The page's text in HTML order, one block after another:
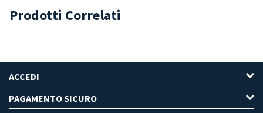
Prodotti Correlati
ACCEDI
PAGAMENTO SICURO